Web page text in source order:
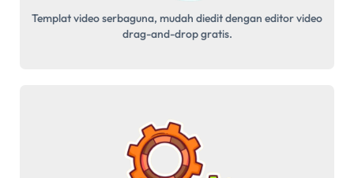
Templat video serbaguna, mudah diedit dengan editor video
drag-and-drop gratis.